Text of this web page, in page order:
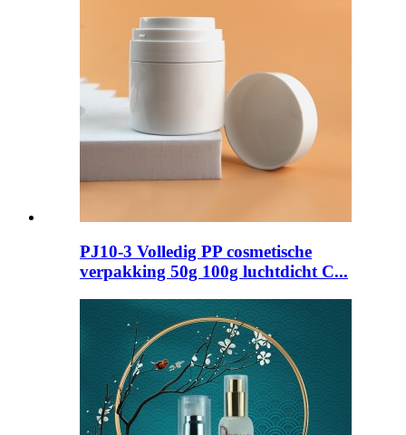
PJ10-3 Volledig PP cosmetische
verpakking 50g 100g luchtdicht C...